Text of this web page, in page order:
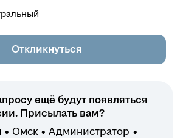
Откликнуться
ещё будут появляться
Присылать вам?
Омск
Администратор